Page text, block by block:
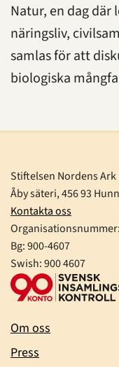
Natur, en dag där
näringsliv,
samlas för att
biologiska
Stiftelsen Nordens Ark
Åby säteri, 456 93
Kontakta oss
Organisationsnummer:
Bg: 900-4607
Swish: 900 4607
Om oss
Press